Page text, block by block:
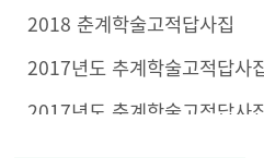
2018 춘계학술고적답사집
2017년도 추계학술고적답사
2017년도 춘계학술고적답사